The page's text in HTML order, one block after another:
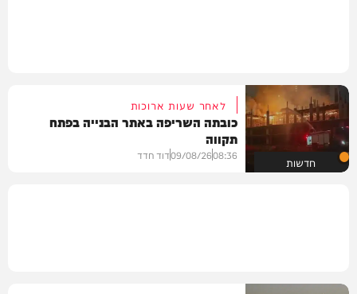
חדשות
לאחר שעות ארוכות
כובתה השריפה באתר הבנייה בפתח
תקווה
08:36
09/08/26דוד חדד